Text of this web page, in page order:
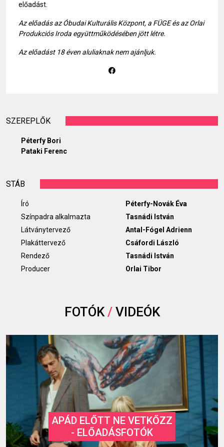
előadást.
Az előadás az Óbudai Kulturális Központ, a FÜGE és az Orlai
Produkciós Iroda együttműködésében jött létre.
Az előadást 18 éven aluliaknak nem ajánljuk.
SZEREPLŐK
Péterfy Bori
Pataki Ferenc
STÁB
Író
Péterfy-Novák Éva
Színpadra alkalmazta
Tasnádi István
Látványtervező
Antal-Fógel Adrienn
Plakáttervező
Csáfordi László
Rendező
Tasnádi István
Producer
Orlai Tibor
FOTÓK/VIDEÓK
APÁD ELŐTT NE VETKŐZZ
- ELŐADÁSFOTÓK